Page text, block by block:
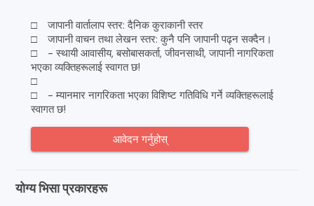
□ जापानी वार्तालाप स्तर: दैनिक कुराकानी स्तर
□ जापानी वाचन तथा लेखन स्तर: कुनै पनि जापानी पढ्न सक्दैन।
□ - स्थायी आवासीय, बसोबासकर्ता, जीवनसाथी, जापानी नागरिकता
भएका व्यक्तिहरूलाई स्वागत छ!
□
□ - म्यानमार नागरिकता भएका विशिष्ट गतिविधि गर्ने व्यक्तिहरूलाई
स्वागत छ!
आवेदन गर्नुहोस्
योग्य भिसा प्रकारहरू